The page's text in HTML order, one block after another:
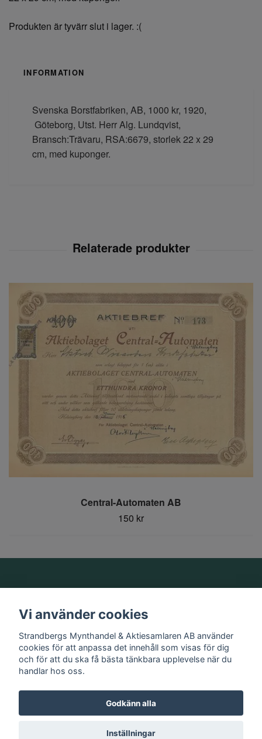
Produkten är tyvärr slut i lager. :(
INFORMATION
Svenska Borstfabriken, AB, 1000 kr, 1920,
Göteborg, Utst. Herr Alg. Lundqvist,
Bransch:Trävaru, RSA:6679, storlek 22 x 29
cm, med kuponger.
Central-Automaten AB
150 kr
Information
Sociala medier
© 2026 Strandbergs Mynthandel & Aktiesamlaren AB
Vi använder cookies
Strandbergs Mynthandel & Aktiesamlaren AB använder
cookies för att anpassa det innehåll som visas för dig
och för att du ska få bästa tänkbara upplevelse när du
handlar hos oss.
Godkänn alla
Inställningar